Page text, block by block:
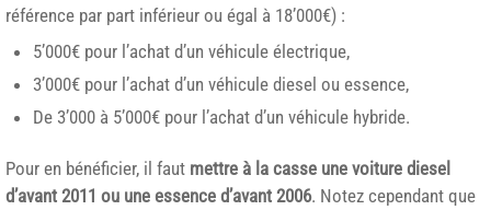
référence par part inférieur ou égal à 18’000€) :
5’000€ pour l’achat d’un véhicule électrique,
3’000€ pour l’achat d’un véhicule diesel ou essence,
De 3’000 à 5’000€ pour l’achat d’un véhicule hybride.
Pour en bénéficier, il faut mettre à la casse une voiture diesel
d’avant 2011 ou une essence d’avant 2006. Notez cependant que